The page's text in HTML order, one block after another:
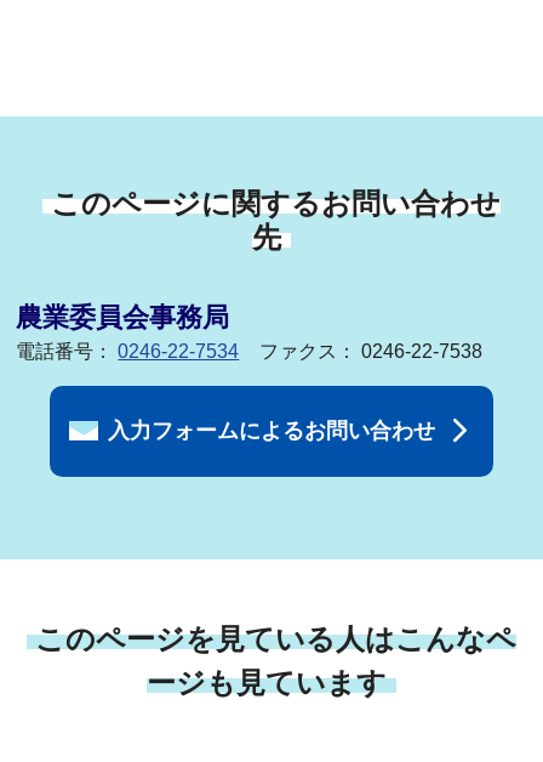
このページに関するお問い合わせ
先
農業委員会事務局
電話番号：0246-22-7534 ファクス： 0246-22-7538
入力フォームによるお問い合わせ
このページを見ている人はこんなペ
ージも見ています